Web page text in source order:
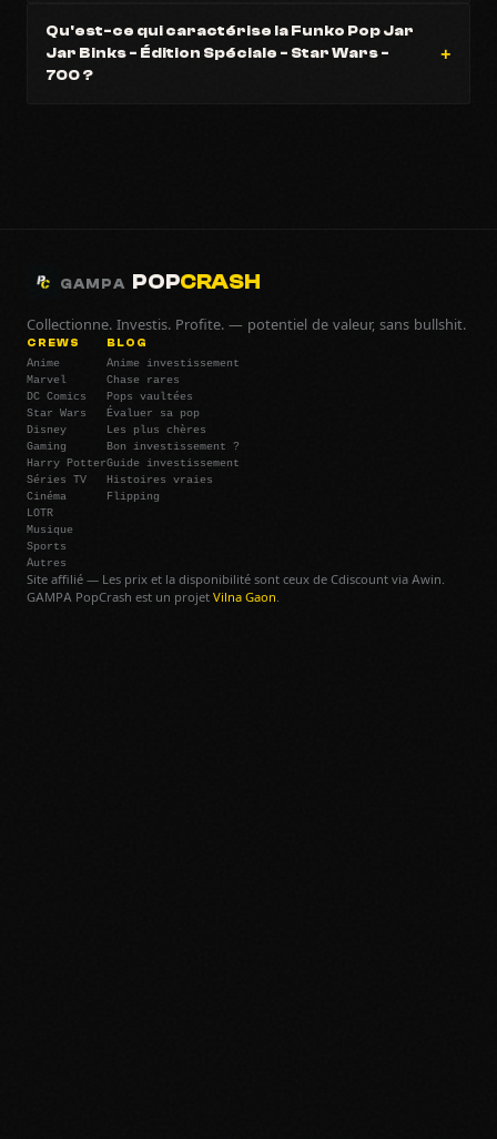
Qu'est-ce qui caractérise la Funko Pop Jar
Jar Binks - Édition Spéciale - Star Wars -
700 ?
GAMPA POPCRASH
Collectionne. Investis. Profite. — potentiel de valeur, sans bullshit.
CREWS
Anime
Marvel
DC Comics
Star Wars
Disney
Gaming
Harry Potter
Séries TV
Cinéma
LOTR
Musique
Sports
Autres
BLOG
Anime investissement
Chase rares
Pops vaultées
Évaluer sa pop
Les plus chères
Bon investissement ?
Guide investissement
Histoires vraies
Flipping
Site affilié — Les prix et la disponibilité sont ceux de Cdiscount via Awin.
GAMPA PopCrash est un projet Vilna Gaon.